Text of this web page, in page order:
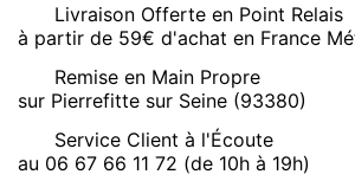
Livraison Offerte en Point Relais
à partir de 59€ d'achat en France
Remise en Main Propre
sur Pierrefitte sur Seine (93380)
Service Client à l'Écoute
au 06 67 66 11 72 (de 10h à 19h)